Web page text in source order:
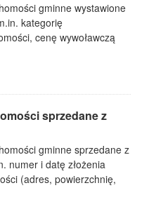
gminne wystawione
kategorię
cenę wywoławczą
sprzedane z
gminne sprzedane z
numer i datę złożenia
(adres, powierzchnię,